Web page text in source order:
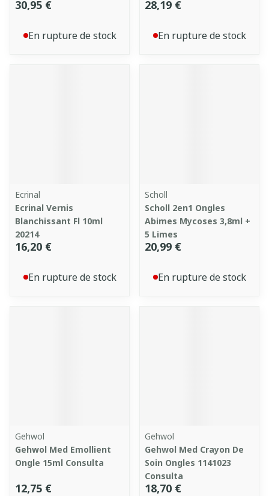
30,95 €
En rupture de stock
28,19 €
En rupture de stock
Ecrinal
Ecrinal Vernis
Blanchissant Fl 10ml
20214
16,20 €
En rupture de stock
Scholl
Scholl 2en1 Ongles
Abimes Mycoses 3,8ml +
5 Limes
20,99 €
En rupture de stock
Gehwol
Gehwol Med Emollient
Ongle 15ml Consulta
12,75 €
Gehwol
Gehwol Med Crayon De
Soin Ongles 1141023
Consulta
18,70 €